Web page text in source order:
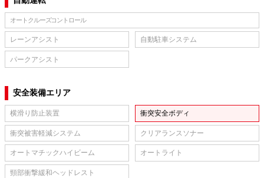
オートクルーズコントロール
レーンアシスト 自動駐車システム
パークアシスト
安全装備エリア
横滑り防止装置 衝突安全ボディ
衝突被害軽減システム クリアランスソナー
オートマチックハイビーム オートライト
頸部衝撃緩和ヘッドレスト